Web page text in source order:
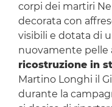
corpi dei martiri
decorata con
visibili e dotata di
nuovamente pelle
ricostruzione in
Martino Longhi il
durante la